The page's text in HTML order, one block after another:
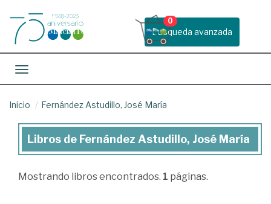
Busqueda avanzada
0
Toggle navigation
Inicio Fernández Astudillo, José María
Libros
Fernández
Libros de Fernández Astudillo, José María
Mostrando libros encontrados. 1 páginas.